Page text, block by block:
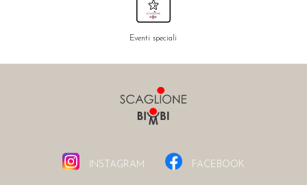
Eventi speciali
INSTAGRAM FACEBOOK